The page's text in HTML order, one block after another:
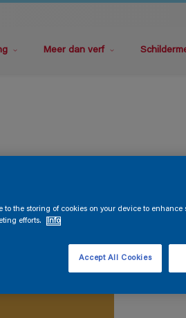
Meer dan verf
to the storing of cookies on your device to enhance
efforts.
Info
Accept All Cookies